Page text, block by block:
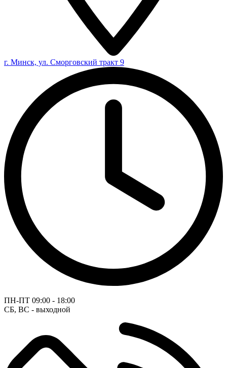
г. Минск, ул. Сморговский тракт 9
ПН-ПТ 09:00 - 18:00
СБ, ВС - выходной